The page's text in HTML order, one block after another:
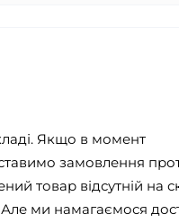
Якщо в момент
замовлення
товар відсутній на
ми намагаємося